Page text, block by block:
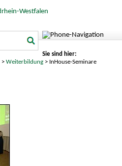
Sie sind hier:
>Weiterbildung > InHouse-Seminare